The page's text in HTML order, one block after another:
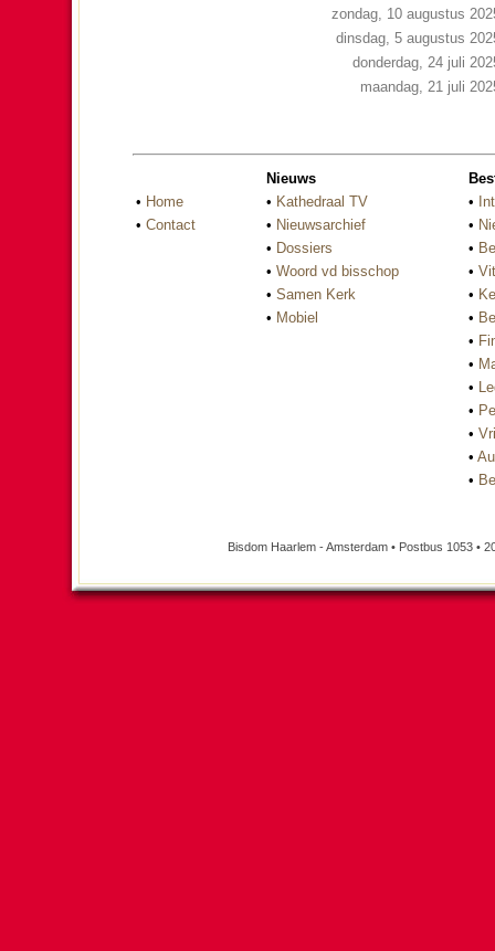
zondag, 10 augustus
dinsdag, 5 augustus
donderdag, 24 juli
maandag, 21 juli
• Home
• Contact
Nieuws
• Kathedraal TV
• Nieuwsarchief
• Dossiers
• Woord vd bisschop
• Samen Kerk
• Mobiel
•
•
•
•
•
•
•
•
•
•
•
•
•
Bisdom Haarlem - Amsterdam • Postbus 1053 •